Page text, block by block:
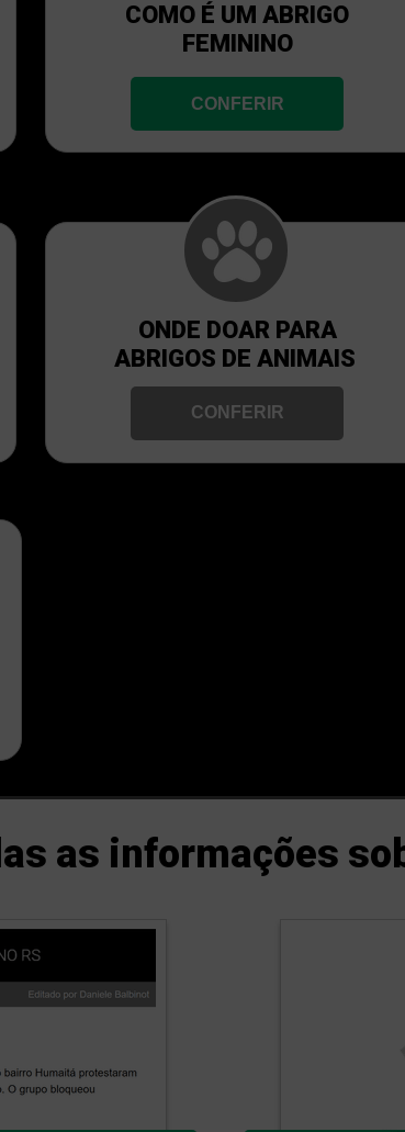
COMO É UM ABRIGO
FEMININO
CONFERIR
ONDE DOAR PARA
ABRIGOS DE ANIMAIS
CONFERIR
as informações